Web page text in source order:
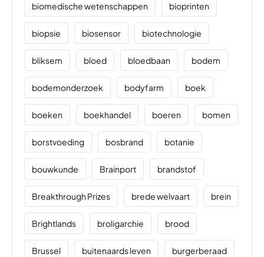
biomedische wetenschappen bioprinten
biopsie biosensor biotechnologie
bliksem bloed bloedbaan bodem
bodemonderzoek bodyfarm boek
boeken boekhandel boeren bomen
borstvoeding bosbrand botanie
bouwkunde Brainport brandstof
Breakthrough Prizes brede welvaart brein
Brightlands broligarchie brood
Brussel buitenaards leven burgerberaad